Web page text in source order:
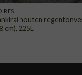
houten
cm), 225L